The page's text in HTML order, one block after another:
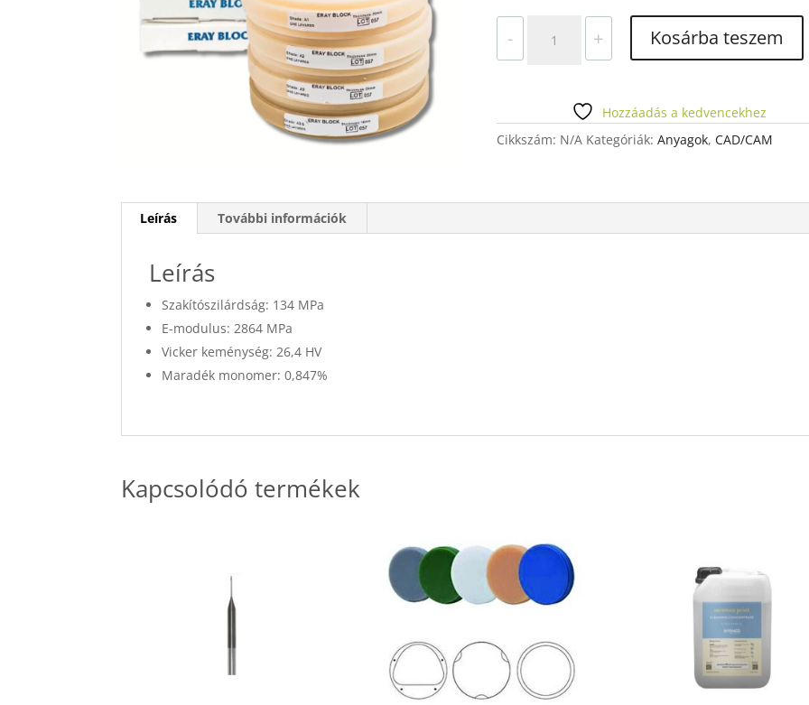
-
BLOCK
+ Kosárba teszem
Hozzáadás a kedvencekhez
Cikkszám: N/A Kategóriák: Anyagok, CAD/CAM
Leírás További információk
Leírás
Szakítószilárdság: 134 MPa
E-modulus: 2864 MPa
Vicker keménység: 26,4 HV
Maradék monomer: 0,847%
Kapcsolódó termékek